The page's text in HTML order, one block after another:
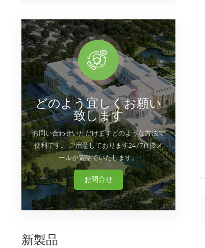
どのよう宜しくお願い
致します
お問い合わせいただけますどのような方法で
便利です。 ご用意しております24/7直接メ
ールか電話でいたします。
お問合せ
新製品